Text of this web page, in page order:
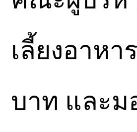
เลี้ยงอาหา
บาท และ